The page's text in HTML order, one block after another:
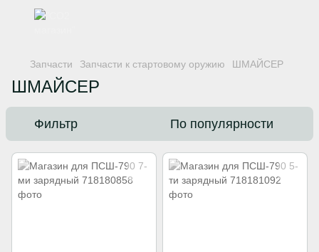
Запчасти Запчасти к стартовому оружию ШМАЙСЕР
ШМАЙСЕР
Фильтр По популярности